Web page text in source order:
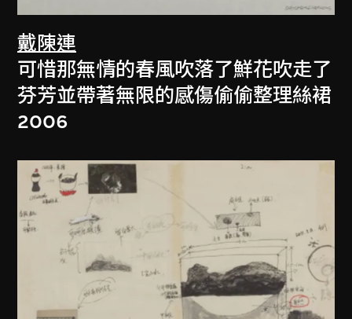
戴陳連
可惜那無情的春風吹落了鮮花吹走了
芬芳並帶著無限的感傷偷偷整理絲裙
2006